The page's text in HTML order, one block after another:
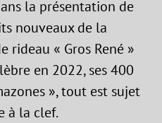
la présentation de
nouveaux de la
rideau « Gros René »
en 2022, ses 400
», tout est sujet
à la clef.